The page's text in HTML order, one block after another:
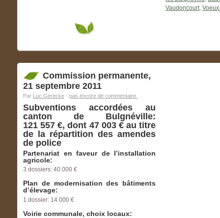
Vaudoncourt, Voeux
Commission permanente,
21 septembre 2011
Par Luc Gerecke - pas encore de commentaire.
Subventions accordées au
canton de Bulgnéville:
121 557 €, dont 47 003 € au titre
de la répartition des amendes
de police
Partenariat en faveur de l’installation
agricole:
3 dossiers: 40 000 €
Plan de modernisation des bâtiments
d’élevage:
1 dossier: 14 000 €
Voirie communale, choix locaux: